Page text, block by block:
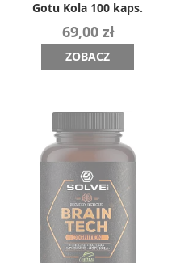
Gotu Kola 100 kaps.
69,00 zł
ZOBACZ